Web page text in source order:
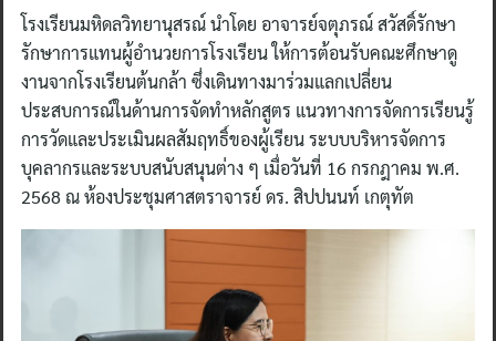
โรงเรียนมหิดลวิทยานุสรณ์ นำโดย อาจารย์จตุภรณ์ สวัสดิ์รักษา
รักษาการแทนผู้อำนวยการโรงเรียน ให้การต้อนรับคณะศึกษาดู
งานจากโรงเรียนต้นกล้า ซึ่งเดินทางมาร่วมแลกเปลี่ยน
ประสบการณ์ในด้านการจัดทำหลักสูตร แนวทางการจัดการเรียนรู้
การวัดและประเมินผลสัมฤทธิ์ของผู้เรียน ระบบบริหารจัดการ
บุคลากรและระบบสนับสนุนต่าง ๆ เมื่อวันที่ 16 กรกฎาคม พ.ศ.
2568 ณ ห้องประชุมศาสตราจารย์ ดร. สิปปนนท์ เกตุทัต